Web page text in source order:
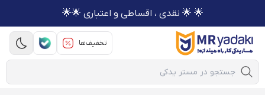
🌟 🌟 نقدی ، اقساطی و اعتباری 🌟🌟
تخفیف‌ها
Mobile Search